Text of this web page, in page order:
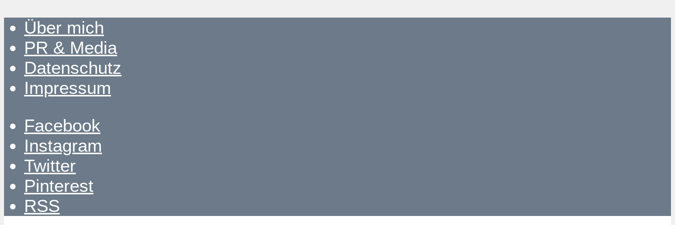
Über mich
PR & Media
Datenschutz
Impressum
Facebook
Instagram
Twitter
Pinterest
RSS